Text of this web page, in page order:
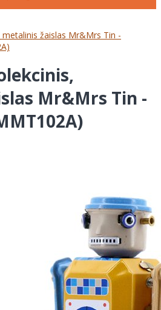
metalinis žaislas Mr&Mrs Tin -
Mr&Mrs Tin -